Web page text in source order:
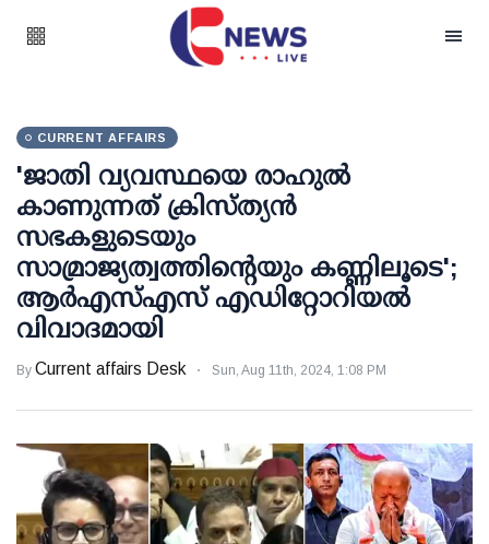
CURRENT AFFAIRS
'ജാതി വ്യവസ്ഥയെ രാഹുല്‍
കാണുന്നത് ക്രിസ്ത്യന്‍
സഭകളുടെയും
സാമ്രാജ്യത്വത്തിന്റെയും കണ്ണിലൂടെ';
ആര്‍എസ്എസ് എഡിറ്റോറിയല്‍
വിവാദമായി
By Current affairs Desk Sun, Aug 11th, 2024, 1:08 PM